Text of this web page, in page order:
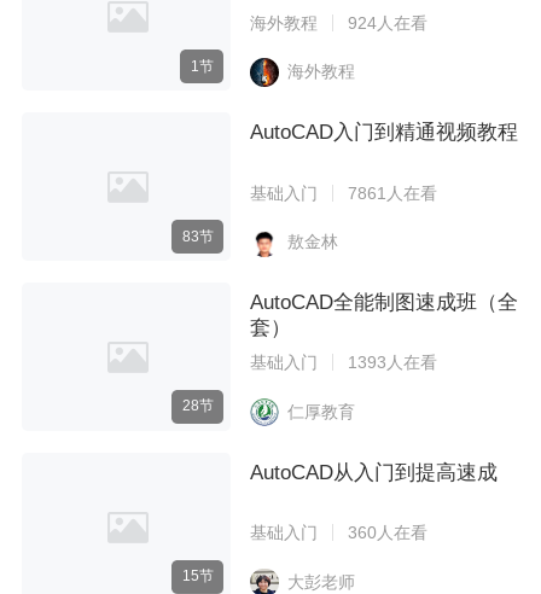
1节
海外教程 924人在看
海外教程
83节
AutoCAD入门到精通视频教程
基础入门 7861人在看
敖金林
28节
AutoCAD全能制图速成班（全
套）
基础入门 1393人在看
仁厚教育
15节
AutoCAD从入门到提高速成
基础入门 360人在看
大彭老师